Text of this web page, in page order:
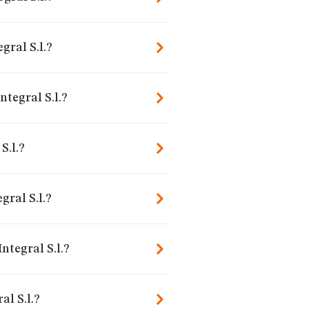
S.l.?
S.l.?
S.l.?
S.l.?
S.l.?